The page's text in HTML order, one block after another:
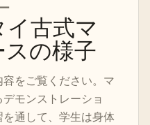
古式マ
スの様子
をご覧ください。マ
モンストレーショ
通して、学生は身体